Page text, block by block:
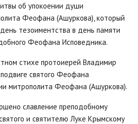
об упокоении души
Феофана (Ашуркова), который
тезоиментства в день памяти
Феофана Исповедника.
стихе протоиерей Владимир
святого Феофана
митрополита Феофана (Ашуркова).
славление преподобному
и святителю Луке Крымскому